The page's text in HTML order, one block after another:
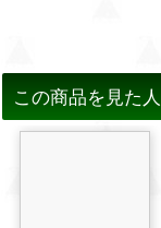
この商品を見た